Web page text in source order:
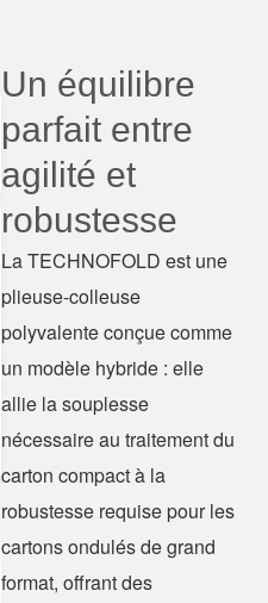
Un équilibre
parfait entre
agilité et
robustesse
La TECHNOFOLD est une
plieuse-colleuse
polyvalente conçue comme
un modèle hybride : elle
allie la souplesse
nécessaire au traitement du
carton compact à la
robustesse requise pour les
cartons ondulés de grand
format, offrant des